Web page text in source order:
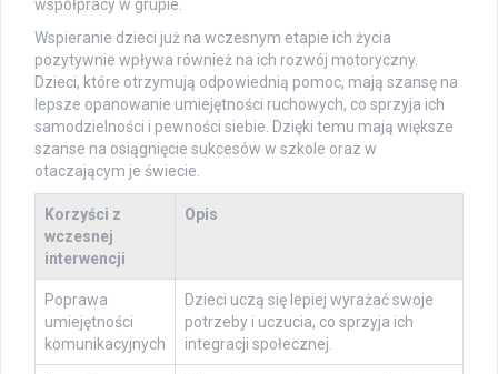
współpracy w grupie.
Wspieranie dzieci już na wczesnym etapie ich życia
pozytywnie wpływa również na ich rozwój motoryczny.
Dzieci, które otrzymują odpowiednią pomoc, mają szansę na
lepsze opanowanie umiejętności ruchowych, co sprzyja ich
samodzielności i pewności siebie. Dzięki temu mają większe
szanse na osiągnięcie sukcesów w szkole oraz w
otaczającym je świecie.
Korzyści z
wczesnej
interwencji
Opis
Poprawa
umiejętności
komunikacyjnych
Dzieci uczą się lepiej wyrażać swoje
potrzeby i uczucia, co sprzyja ich
integracji społecznej.